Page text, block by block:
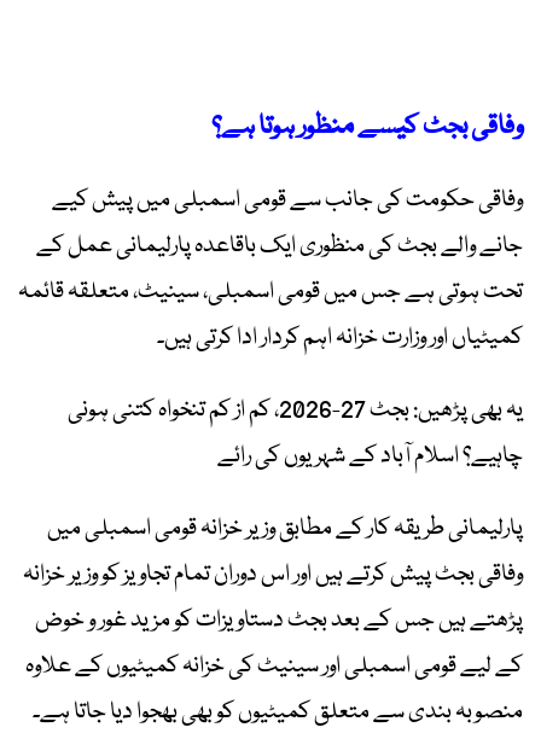
وفاقی بجٹ کیسے منظور ہوتا ہے؟
وفاقی حکومت کی جانب سے قومی اسمبلی میں پیش کیے
جانے والے بجٹ کی منظوری ایک باقاعدہ پارلیمانی عمل کے
تحت ہوتی ہے جس میں قومی اسمبلی، سینیٹ، متعلقہ قائمہ
کمیٹیاں اور وزارت خزانہ اہم کردار ادا کرتی ہیں۔
یہ بھی پڑھیں: بجٹ 27-2026، کم از کم تنخواہ کتنی ہونی
چاہیے؟ اسلام آباد کے شہریوں کی رائے
پارلیمانی طریقہ کار کے مطابق وزیر خزانہ قومی اسمبلی میں
وفاقی بجٹ پیش کرتے ہیں اور اس دوران تمام تجاویز کو وزیر خزانہ
پڑھتے ہیں جس کے بعد بجٹ دستاویزات کو مزید غور و خوض
کے لیے قومی اسمبلی اور سینیٹ کی خزانہ کمیٹیوں کے علاوہ
منصوبہ بندی سے متعلق کمیٹیوں کو بھی بھجوا دیا جاتا ہے۔